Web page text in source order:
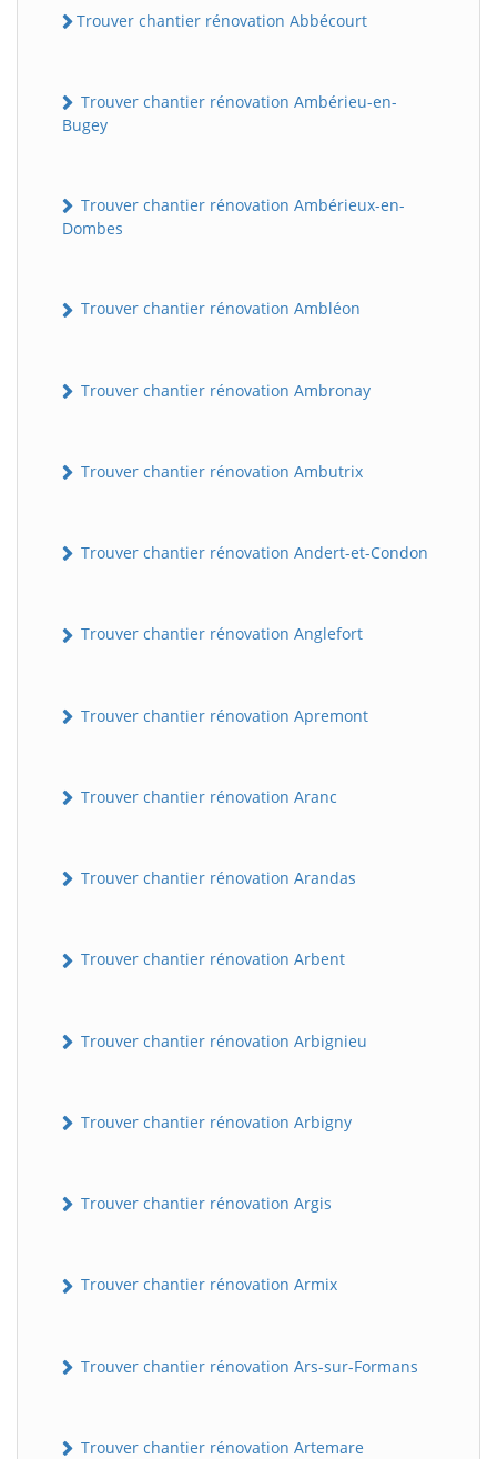
Trouver chantier rénovation Abbécourt
Trouver chantier rénovation Ambérieu-en-
Bugey
Trouver chantier rénovation Ambérieux-en-
Dombes
Trouver chantier rénovation Ambléon
Trouver chantier rénovation Ambronay
Trouver chantier rénovation Ambutrix
Trouver chantier rénovation Andert-et-Condon
Trouver chantier rénovation Anglefort
Trouver chantier rénovation Apremont
Trouver chantier rénovation Aranc
Trouver chantier rénovation Arandas
Trouver chantier rénovation Arbent
Trouver chantier rénovation Arbignieu
Trouver chantier rénovation Arbigny
Trouver chantier rénovation Argis
Trouver chantier rénovation Armix
Trouver chantier rénovation Ars-sur-Formans
Trouver chantier rénovation Artemare